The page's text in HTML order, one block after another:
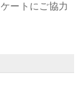
ートにご協力